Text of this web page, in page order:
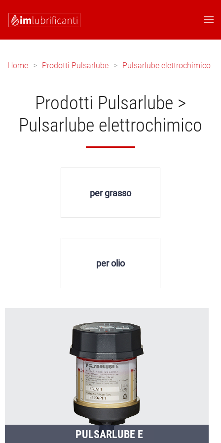
Skip to main content
Home Prodotti Pulsarlube Pulsarlube elettrochimico
Prodotti Pulsarlube >
Pulsarlube elettrochimico
per grasso
per olio
PULSARLUBE E